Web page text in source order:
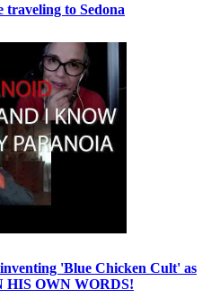
traveling to Sedona
'Blue Chicken Cult' as
HIS OWN WORDS!